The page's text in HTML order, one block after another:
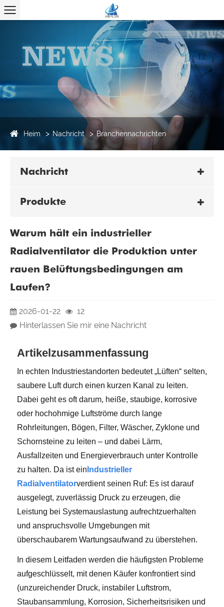
Heim Nachricht Branchennachrichten
Nachricht
Produkte
Warum hält ein industrieller
Radialventilator die Produktion unter
rauen Belüftungsbedingungen am
Laufen?
2026-01-22
12
Hinterlassen Sie mir eine Nachricht
Artikelzusammenfassung
In echten Industriestandorten bedeutet „Lüften“ selten,
saubere Luft durch einen kurzen Kanal zu leiten.
Dabei geht es oft darum, heiße, staubige, korrosive
oder hochohmige Luftströme durch lange
Rohrleitungen, Bögen, Filter, Wäscher, Zyklone und
Schornsteine ​​zu leiten – und dabei Lärm,
Ausfallzeiten und Energieverbrauch unter Kontrolle
zu halten. Da ist ein Industrieller
Radialventilatorverdient seinen Ruf: Es ist darauf
ausgelegt, zuverlässig Druck zu erzeugen, die
Leistung bei Systemauslastung aufrechtzuerhalten
und anspruchsvolle Umgebungen mit
überschaubarem Wartungsaufwand zu überstehen.
In diesem Leitfaden werden die häufigsten Probleme
aufgeschlüsselt, mit denen Käufer konfrontiert sind
(unzureichender Druck, instabiler Luftstrom,
Staubansammlung, Korrosion, Sicherheitsrisiken und